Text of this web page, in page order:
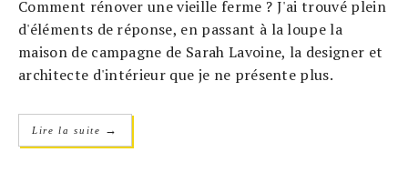
Comment rénover une vieille ferme ? J'ai trouvé plein
d'éléments de réponse, en passant à la loupe la
maison de campagne de Sarah Lavoine, la designer et
architecte d'intérieur que je ne présente plus.
Lire la suite →